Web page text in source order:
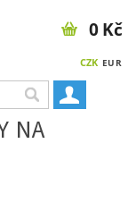
CZK EUR
0 Kč
NA